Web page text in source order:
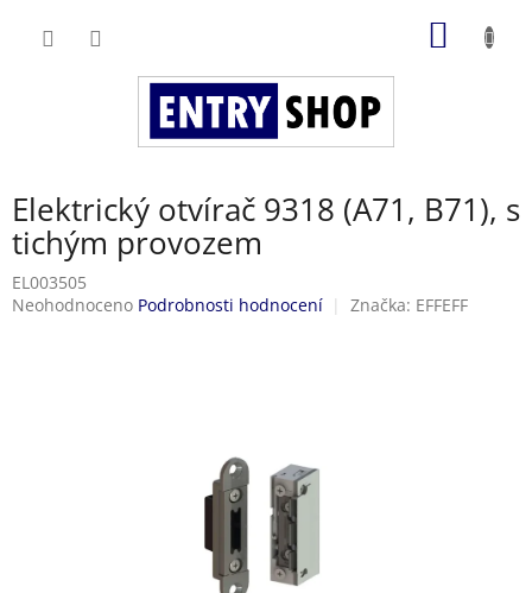
Elektrický otvírač 9318 (A71, B71), s
tichým provozem
EL003505
Průměrné
Neohodnoceno Podrobnosti hodnocení Značka: EFFEFF